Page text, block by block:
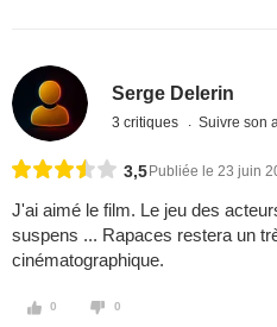
Serge Delerin
3 critiques Suivre son
3,5 Publiée le 23 juin
J'ai aimé le film. Le jeu des
suspens ... Rapaces restera un
cinématographique.
0 0